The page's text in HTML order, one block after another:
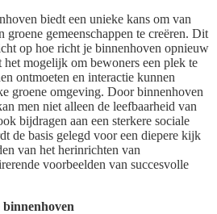
biedt een unieke kans om van
groene gemeenschappen te creëren. Dit
op hoe richt je binnenhoven opnieuw
het mogelijk om bewoners een plek te
ontmoeten en interactie kunnen
groene omgeving. Door binnenhoven
men niet alleen de leefbaarheid van
bijdragen aan een sterkere sociale
de basis gelegd voor een diepere kijk
van het herinrichten van
voorbeelden van succesvolle
binnenhoven